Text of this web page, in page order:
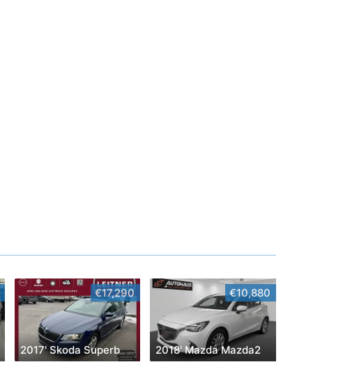
€17,290
2017' Skoda Superb
€10,880
2018' Mazda Mazda2